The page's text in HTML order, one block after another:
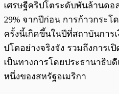
เศรษฐีคริปโตระดับพันล้านดอ
29% จากปีก่อน การก้าวกระ
ครั้งนี้เกิดขึ้นในปีที่สถาบันการ
ปโตอย่างจริงจัง รวมถึงการเ
เป็นทางการโดยประธานาธิบ
หนึ่งของสหรัฐอเมริกา